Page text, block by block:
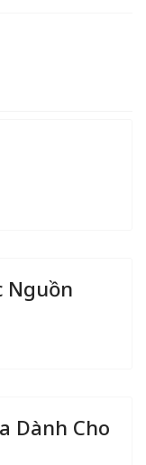
Nguồn
Dành Cho